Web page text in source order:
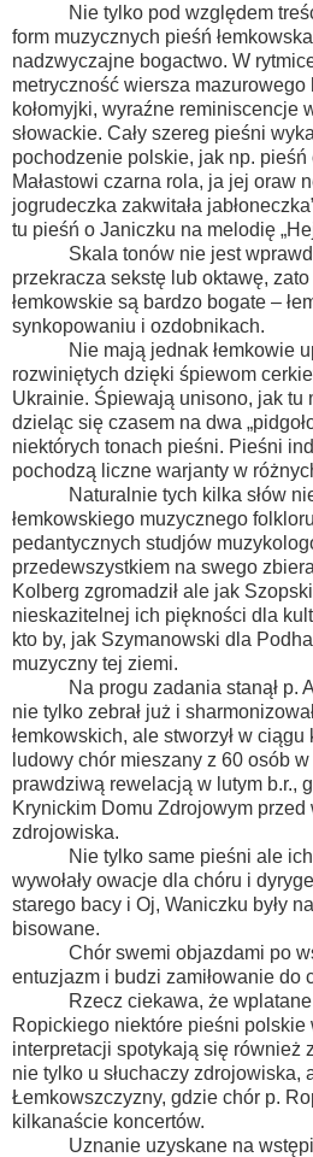
Nie tylko pod względem
form muzycznych pieśń
nadzwyczajne bogactwo. W
metryczność wiersza
kołomyjki, wyraźne reminiscencje
słowackie. Cały szereg pieśni
pochodzenie polskie, jak np. pieśń
Małastowi czarna rola, ja jej oraw
jogrudeczka zakwitała
tu pieśń o Janiczku na melodię
Skala tonów nie jest
przekracza sekstę lub oktawę,
łemkowskie są bardzo bogate –
synkopowaniu i ozdobnikach.
Nie mają jednak łemkowie
rozwiniętych dzięki śpiewom
Ukrainie. Śpiewają unisono, jak tu
dzieląc się czasem na dwa
niektórych tonach pieśni. Pieśni
pochodzą liczne warjanty w
Naturalnie tych kilka słów
łemkowskiego muzycznego
pedantycznych studjów
przedewszystkiem na swego
Kolberg zgromadził ale jak
nieskazitelnej ich piękności dla
kto by, jak Szymanowski dla
muzyczny tej ziemi.
Na progu zadania stanął p.
nie tylko zebrał już i
łemkowskich, ale stworzył w
ludowy chór mieszany z 60 osób w
prawdziwą rewelacją w lutym b.r.,
Krynickim Domu Zdrojowym
zdrojowiska.
Nie tylko same pieśni ale
wywołały owacje dla chóru i
starego bacy i Oj, Waniczku były
bisowane.
Chór swemi objazdami po
entuzjazm i budzi zamiłowanie do
Rzecz ciekawa, że
Ropickiego niektóre pieśni polskie
interpretacji spotykają się również
nie tylko u słuchaczy zdrojowiska,
Łemkowszczyzny, gdzie chór p.
kilkanaście koncertów.
Uznanie uzyskane na